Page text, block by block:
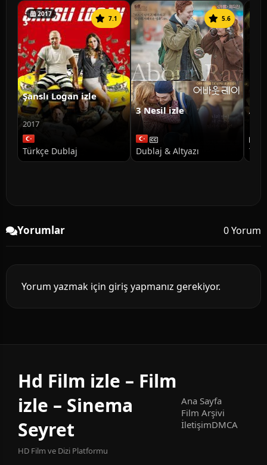
2017
7.1
Şanslı Logan izle
2017
Türkçe Dublaj
5.6
3 Nesil izle
Dublaj & Altyazı
Yorumlar 0 Yorum
Yorum yazmak için giriş yapmanız gerekiyor.
Hd Film izle – Film
izle – Sinema
Seyret
HD Film ve Dizi Platformu
Ana Sayfa
Film Arşivi
İletişimDMCA